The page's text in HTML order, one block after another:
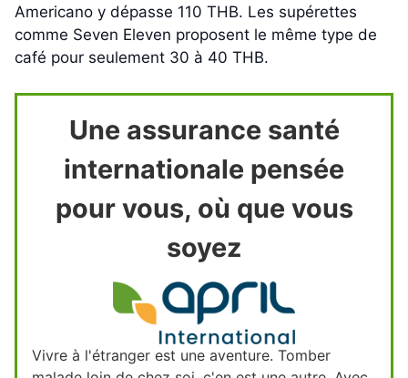
Americano y dépasse 110 THB. Les supérettes
comme Seven Eleven proposent le même type de
café pour seulement 30 à 40 THB.
Une assurance santé
internationale pensée
pour vous, où que vous
soyez
Vivre à l'étranger est une aventure. Tomber